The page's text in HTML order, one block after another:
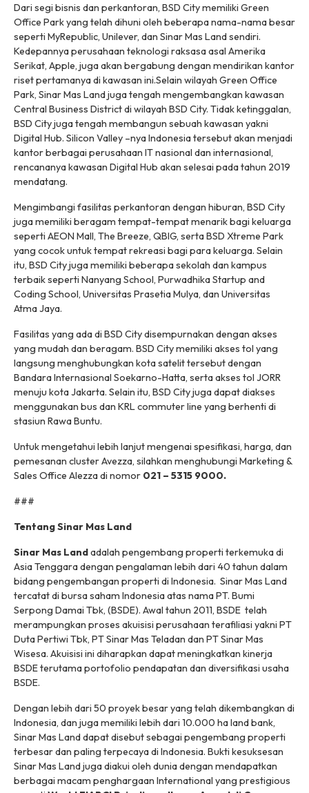
Dari segi bisnis dan perkantoran, BSD City memiliki Green
Office Park yang telah dihuni oleh beberapa nama-nama besar
seperti MyRepublic, Unilever, dan Sinar Mas Land sendiri.
Kedepannya perusahaan teknologi raksasa asal Amerika
Serikat, Apple, juga akan bergabung dengan mendirikan kantor
riset pertamanya di kawasan ini.Selain wilayah Green Office
Park, Sinar Mas Land juga tengah mengembangkan kawasan
Central Business District di wilayah BSD City. Tidak ketinggalan,
BSD City juga tengah membangun sebuah kawasan yakni
Digital Hub. Silicon Valley –nya Indonesia tersebut akan menjadi
kantor berbagai perusahaan IT nasional dan internasional,
rencananya kawasan Digital Hub akan selesai pada tahun 2019
mendatang.
Mengimbangi fasilitas perkantoran dengan hiburan, BSD City
juga memiliki beragam tempat-tempat menarik bagi keluarga
seperti AEON Mall, The Breeze, QBIG, serta BSD Xtreme Park
yang cocok untuk tempat rekreasi bagi para keluarga. Selain
itu, BSD City juga memiliki beberapa sekolah dan kampus
terbaik seperti Nanyang School, Purwadhika Startup and
Coding School, Universitas Prasetia Mulya, dan Universitas
Atma Jaya.
Fasilitas yang ada di BSD City disempurnakan dengan akses
yang mudah dan beragam. BSD City memiliki akses tol yang
langsung menghubungkan kota satelit tersebut dengan
Bandara Internasional Soekarno-Hatta, serta akses tol JORR
menuju kota Jakarta. Selain itu, BSD City juga dapat diakses
menggunakan bus dan KRL commuter line yang berhenti di
stasiun Rawa Buntu.
Untuk mengetahui lebih lanjut mengenai spesifikasi, harga, dan
pemesanan cluster Avezza, silahkan menghubungi Marketing &
Sales Office Alezza di nomor 021 – 5315 9000.
###
Tentang Sinar Mas Land
Sinar Mas Landadalah pengembang properti terkemuka di
Asia Tenggara dengan pengalaman lebih dari 40 tahun dalam
bidang pengembangan properti di Indonesia. Sinar Mas Land
tercatat di bursa saham Indonesia atas nama PT. Bumi
Serpong Damai Tbk, (BSDE). Awal tahun 2011, BSDE telah
merampungkan proses akuisisi perusahaan terafiliasi yakni PT
Duta Pertiwi Tbk, PT Sinar Mas Teladan dan PT Sinar Mas
Wisesa. Akuisisi ini diharapkan dapat meningkatkan kinerja
BSDE terutama portofolio pendapatan dan diversifikasi usaha
BSDE.
Dengan lebih dari 50 proyek besar yang telah dikembangkan di
Indonesia, dan juga memiliki lebih dari 10.000 haland bank,
Sinar Mas Land dapat disebut sebagai pengembang properti
terbesar dan paling terpecaya di Indonesia. Bukti kesuksesan
Sinar Mas Land juga diakui oleh dunia dengan mendapatkan
berbagai macam penghargaan International yang prestigious